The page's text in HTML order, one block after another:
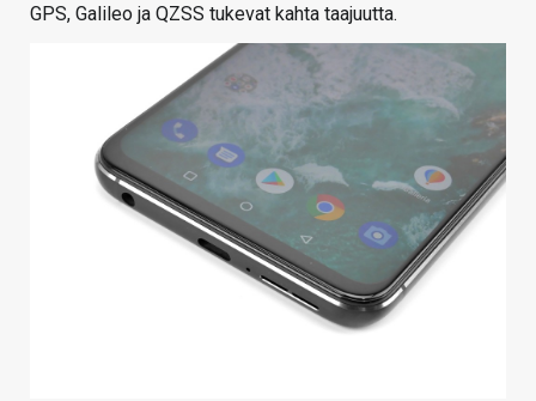
GPS, Galileo ja QZSS tukevat kahta taajuutta.